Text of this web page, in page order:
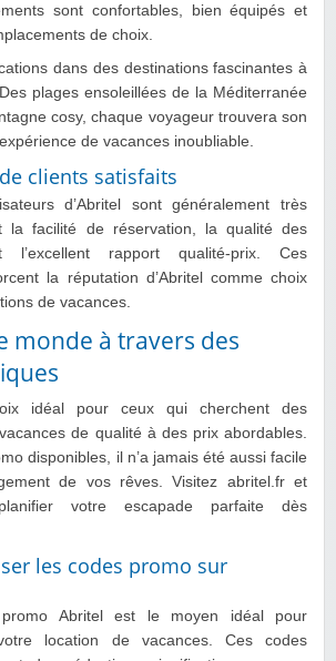
sont confortables, bien équipés et
de choix.
dans des destinations fascinantes à
plages ensoleillées de la Méditerranée
cosy, chaque voyageur trouvera son
de vacances inoubliable.
clients satisfaits
d’Abritel sont généralement très
la facilité de réservation, la qualité des
l’excellent rapport qualité-prix. Ces
la réputation d’Abritel comme choix
de vacances.
monde à travers des
idéal pour ceux qui cherchent des
de qualité à des prix abordables.
disponibles, il n’a jamais été aussi facile
de vos rêves. Visitez abritel.fr et
votre escapade parfaite dès
les codes promo sur
Abritel est le moyen idéal pour
location de vacances. Ces codes